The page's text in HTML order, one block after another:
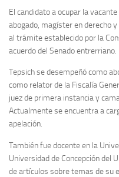
El candidato a ocupar la
abogado, magíster en derecho
al trámite establecido por la
acuerdo del Senado entrerriano.
Tepsich se desempeñó como
como relator de la Fiscalía
juez de primera instancia y
Actualmente se encuentra a
apelación.
También fue docente en la
Universidad de Concepción del
de artículos sobre temas de su